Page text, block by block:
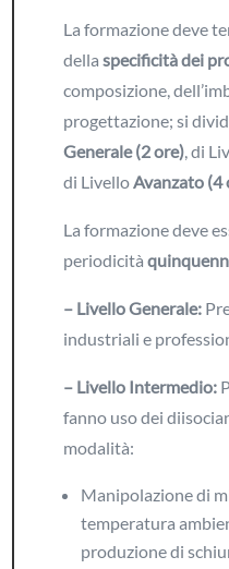
La formazione deve
dellaspecificità dei
composizione,
progettazione; si
Generale (2 ore) , di
di Livello Avanzato (4
La formazione deve
periodicità
– Livello Generale:
industriali e
– Livello Intermedio:
fanno uso dei
modalità:
Manipolazione di
temperatura
produzione di